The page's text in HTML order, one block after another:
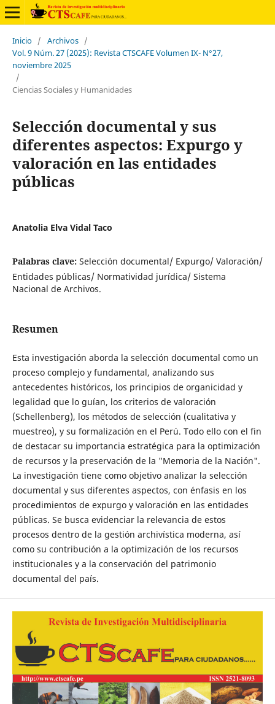
Inicio / Archivos /
Vol. 9 Núm. 27 (2025): Revista CTSCAFE Volumen IX- N°27,
noviembre 2025
/
Ciencias Sociales y Humanidades
Selección documental y sus
diferentes aspectos: Expurgo y
valoración en las entidades
públicas
Anatolia Elva Vidal Taco
Palabras clave: Selección documental/ Expurgo/ Valoración/
Entidades públicas/ Normatividad jurídica/ Sistema
Nacional de Archivos.
Resumen
Esta investigación aborda la selección documental como un
proceso complejo y fundamental, analizando sus
antecedentes históricos, los principios de organicidad y
legalidad que lo guían, los criterios de valoración
(Schellenberg), los métodos de selección (cualitativa y
muestreo), y su formalización en el Perú. Todo ello con el fin
de destacar su importancia estratégica para la optimización
de recursos y la preservación de la "Memoria de la Nación".
La investigación tiene como objetivo analizar la selección
documental y sus diferentes aspectos, con énfasis en los
procedimientos de expurgo y valoración en las entidades
públicas. Se busca evidenciar la relevancia de estos
procesos dentro de la gestión archivística moderna, así
como su contribución a la optimización de los recursos
institucionales y a la conservación del patrimonio
documental del país.